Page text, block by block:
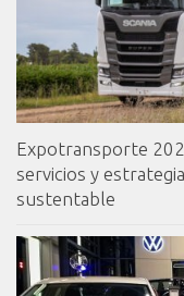
Expotransporte
servicios y
sustentable